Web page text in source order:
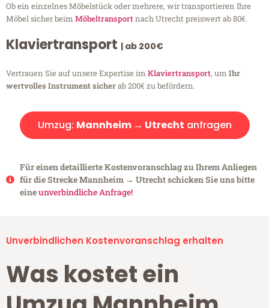
Ob ein einzelnes Möbelstück oder mehrere, wir transportieren Ihre
Möbel sicher beim Möbeltransportnach Utrecht preiswert ab 80€.
Klaviertransport | ab 200€
Vertrauen Sie auf unsere Expertise im Klaviertransport, um Ihr
wertvolles Instrument sicherab 200€ zu befördern.
Umzug: Mannheim → Utrecht anfragen
Für einen detaillierte Kostenvoranschlag zu Ihrem Anliegen
für die Strecke Mannheim → Utrecht schicken Sie uns bitte
eineunverbindliche Anfrage!
Unverbindlichen Kostenvoranschlag erhalten
Was kostet ein